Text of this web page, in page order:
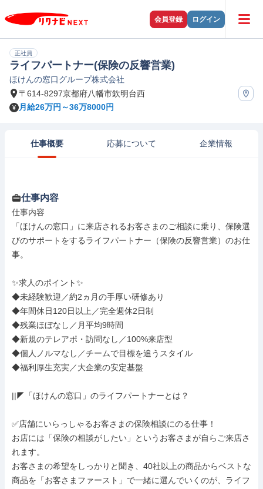
会員登録 ログイン
正社員
ライフパートナー(保険の反響営業)
ほけんの窓口グループ株式会社
〒614-8297京都府八幡市欽明台西
月給26万円～36万8000円
仕事概要 応募について 企業情報
仕事内容
仕事内容
「ほけんの窓口」に来店されるお客さまのご相談に乗り、保険選
びのサポートをするライフパートナー（保険の反響営業）のお仕
事。
✨求人のポイント✨
◆未経験歓迎／約2ヵ月の手厚い研修あり
◆年間休日120日以上／完全週休2日制
◆残業ほぼなし／月平均9時間
◆新規のテレアポ・訪問なし／100%来店型
◆個人ノルマなし／チームで目標を追うスタイル
◆福利厚生充実／大企業の安定基盤
||◤「ほけんの窓口」のライフパートナーとは？
✅店舗にいらっしゃるお客さまの保険相談にのる仕事！
お店には「保険の相談がしたい」というお客さまが自らご来店さ
れます。
お客さまの希望をしっかりと聞き、40社以上の商品からベストな
商品を「お客さまファースト」で一緒に選んでいくのが、ライフ